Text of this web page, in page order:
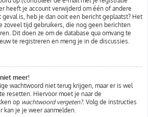
heeft je account verwijderd om één of andere
is, heb je dan ooit een bericht geplaatst? Het
zoveel tijd gebruikers, die nog geen berichten
Dit doen ze om de database qua omvang te
te registreren en meng je in de discussies.
meer!
wachtwoord niet terug krijgen, maar er is wel
resetten. Hiervoor moet je naar de
op wachtwoord vergeten?. Volg de instructies
kan je je weer aanmelden.